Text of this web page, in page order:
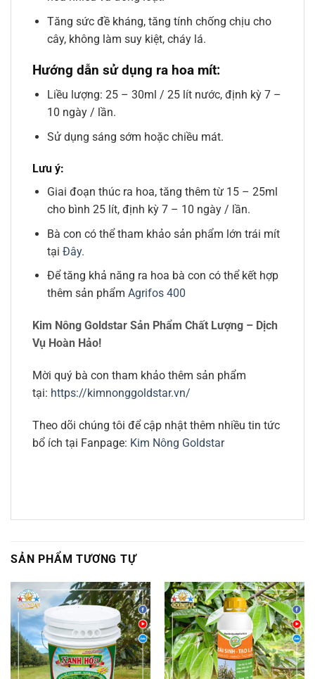
Tăng sức đề kháng, tăng tính chống chịu cho
cây, không làm suy kiệt, cháy lá.
Hướng dẫn sử dụng ra hoa mít:
Liều lượng: 25 – 30ml / 25 lít nước, định kỳ 7 –
10 ngày / lần.
Sử dụng sáng sớm hoặc chiều mát.
Lưu ý:
Giai đoạn thúc ra hoa, tăng thêm từ 15 – 25ml
cho bình 25 lít, định kỳ 7 – 10 ngày / lần.
Bà con có thể tham khảo sản phẩm lớn trái mít
tại Đây.
Để tăng khả năng ra hoa bà con có thể kết hợp
thêm sản phẩm Agrifos 400
Kim Nông Goldstar Sản Phẩm Chất Lượng – Dịch
Vụ Hoàn Hảo!
Mời quý bà con tham khảo thêm sản phẩm
tại: https://kimnonggoldstar.vn/
Theo dõi chúng tôi để cập nhật thêm nhiều tin tức
bổ ích tại Fanpage: Kim Nông Goldstar
SẢN PHẨM TƯƠNG TỰ